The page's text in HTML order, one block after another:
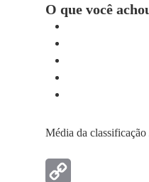
O que você
Média da classificação